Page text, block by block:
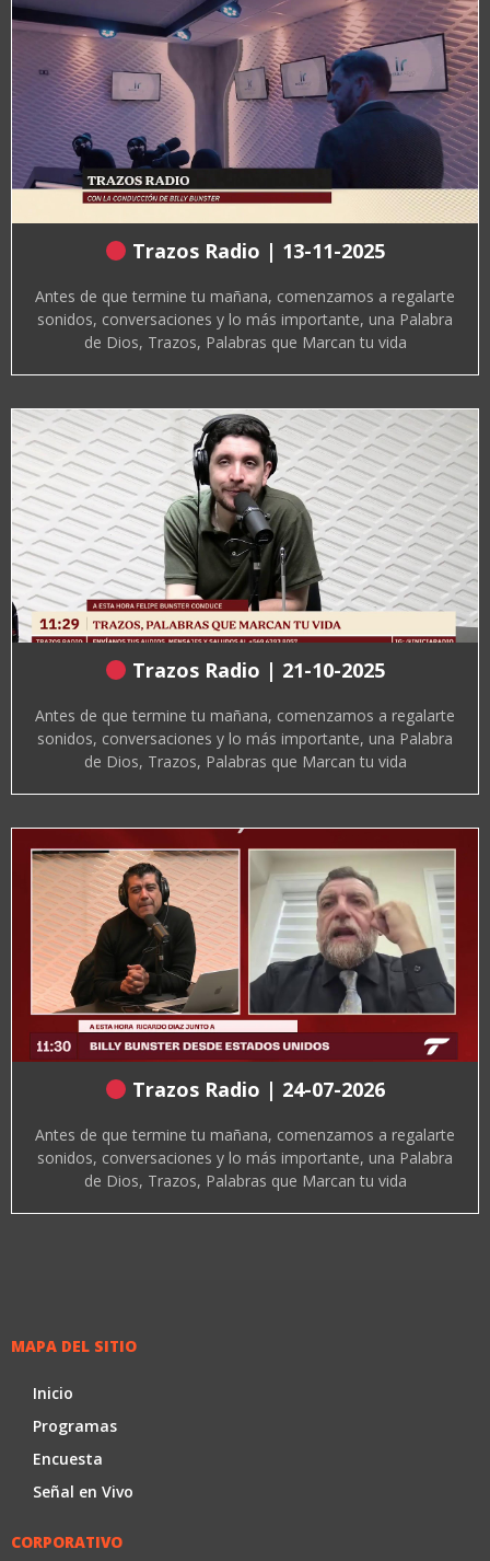
Trazos Radio | 13-11-2025
Antes de que termine tu mañana, comenzamos a regalarte
sonidos, conversaciones y lo más importante, una Palabra
de Dios, Trazos, Palabras que Marcan tu vida
Trazos Radio | 21-10-2025
Antes de que termine tu mañana, comenzamos a regalarte
sonidos, conversaciones y lo más importante, una Palabra
de Dios, Trazos, Palabras que Marcan tu vida
Trazos Radio | 24-07-2026
Antes de que termine tu mañana, comenzamos a regalarte
sonidos, conversaciones y lo más importante, una Palabra
de Dios, Trazos, Palabras que Marcan tu vida
MAPA DEL SITIO
Inicio
Programas
Encuesta
Señal en Vivo
CORPORATIVO